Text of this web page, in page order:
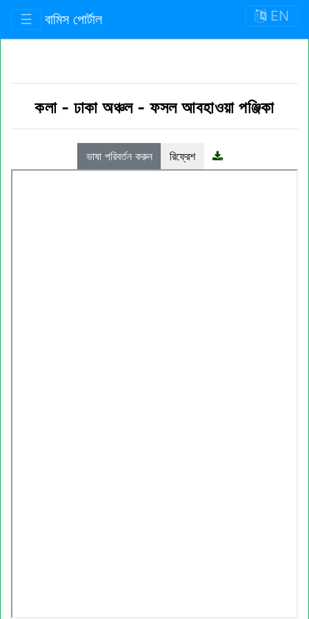
☰ বামিস পোর্টাল EN
কলা - ঢাকা অঞ্চল-ফসল আবহাওয়া পঞ্জিকা
ভাষা পরিবর্তন করুন রিফ্রেশ